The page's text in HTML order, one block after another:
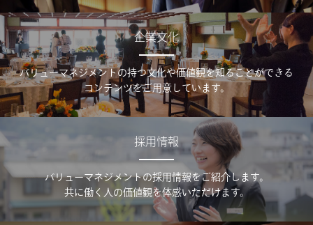
企業文化
バリューマネジメントの持つ文化や価値観を知ることができる
コンテンツをご用意しています。
採用情報
バリューマネジメントの採用情報をご紹介します。
共に働く人の価値観を体感いただけます。